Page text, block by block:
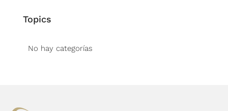
Topics
No hay categorías